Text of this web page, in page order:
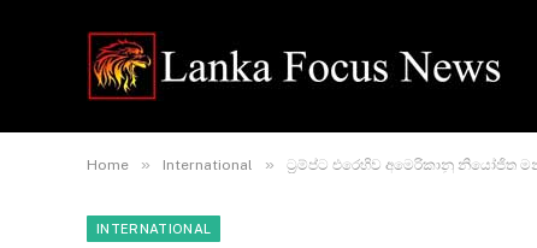
Home » International » ට්‍රම්ප්ට එරෙහිව අමෙරිකානු නියෝජිත
INTERNATIONAL